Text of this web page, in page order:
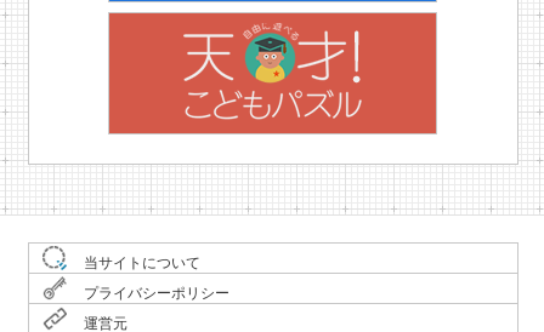
当サイトについて
プライバシーポリシー
運営元